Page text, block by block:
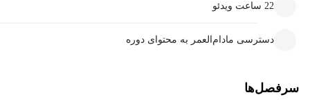
22 ساعت ویدئو
دسترسی مادام‌العمر به محتوای دوره
سرفصل‌ها